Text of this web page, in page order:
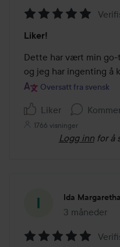
5
av
5
Liker!
Dette har vært min go-
og jeg har ingenting å
Oversatt fra svensk
Liker
1766 visninger
Logg inn for å
Ida Margaretha
3 måneder
Innlegget ble